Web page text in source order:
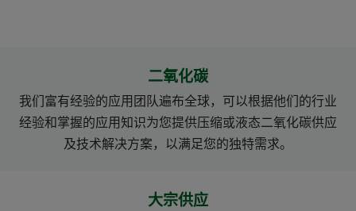
二氧化碳
我们富有经验的应用团队遍布全球，可以根据他们的行业
经验和掌握的应用知识为您提供压缩或液态二氧化碳供应
及技术解决方案，以满足您的独特需求。
大宗供应